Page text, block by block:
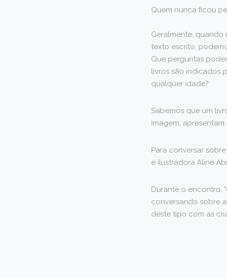
Quem nunca ficou
Geralmente, quando
texto escrito,
Que perguntas
livros são indicados
qualquer idade?
Sabemos que um
imagem,
Para conversar
e ilustradora Aline
Durante o encontro,
conversando sobre
deste tipo com as